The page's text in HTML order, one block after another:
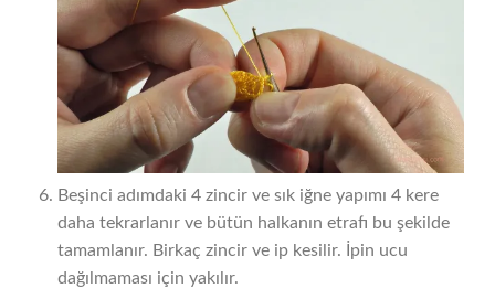
Beşinci adımdaki 4 zincir ve sık iğne yapımı 4 kere
daha tekrarlanır ve bütün halkanın etrafı bu şekilde
tamamlanır. Birkaç zincir ve ip kesilir. İpin ucu
dağılmaması için yakılır.